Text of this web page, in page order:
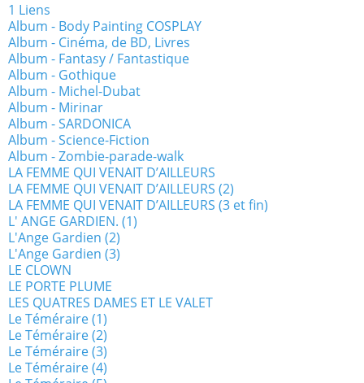
1 Liens
Album - Body Painting COSPLAY
Album - Cinéma, de BD, Livres
Album - Fantasy / Fantastique
Album - Gothique
Album - Michel-Dubat
Album - Mirinar
Album - SARDONICA
Album - Science-Fiction
Album - Zombie-parade-walk
LA FEMME QUI VENAIT D’AILLEURS
LA FEMME QUI VENAIT D’AILLEURS (2)
LA FEMME QUI VENAIT D’AILLEURS (3 et fin)
L' ANGE GARDIEN. (1)
L'Ange Gardien (2)
L'Ange Gardien (3)
LE CLOWN
LE PORTE PLUME
LES QUATRES DAMES ET LE VALET
Le Téméraire (1)
Le Téméraire (2)
Le Téméraire (3)
Le Téméraire (4)